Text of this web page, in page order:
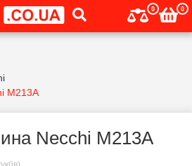
0 0
M213A
Necchi M213A